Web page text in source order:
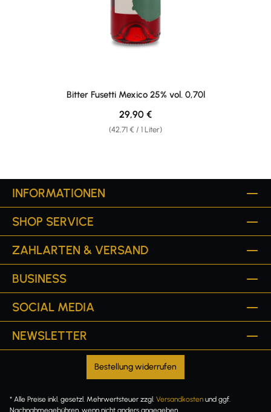
Bitter Fusetti Mexico 25% vol. 0,70l
(42,71 € / 1 Liter)
Regulärer Preis:
29,90 €
INFORMATIONEN
SHOP SERVICE
ZAHLARTEN & VERSAND
BUSINESS
SOCIAL MEDIA
NEWSLETTER
Bestellung widerrufen
* Alle Preise inkl. gesetzl. Mehrwertsteuer zzgl. Versandkosten und ggf.
Nachnahmegebühren, wenn nicht anders angegeben.